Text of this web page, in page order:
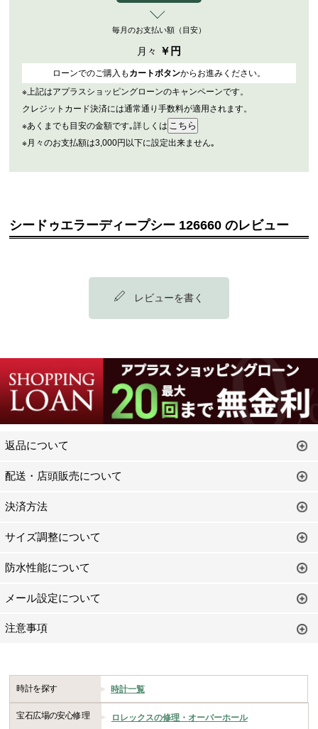
毎月のお支払い額（目安）
月々 ￥ 円
ローンでのご購入も カートボタンからお進みください。
※上記はアプラスショッピングローンのキャンペーンです。
クレジットカード決済には通常通り手数料が適用されます。
※あくまでも目安の金額です｡詳しくは
※月々のお支払額は3,000円以下に設定出来ません｡
シードゥエラーディープシー 126660 のレビュー
レビューを書く
返品について
配送・店頭販売について
決済方法
サイズ調整について
防水性能について
メール設定について
注意事項
時計を探す 時計一覧
宝石広場の安心修理 ロレックスの修理・オーバーホール